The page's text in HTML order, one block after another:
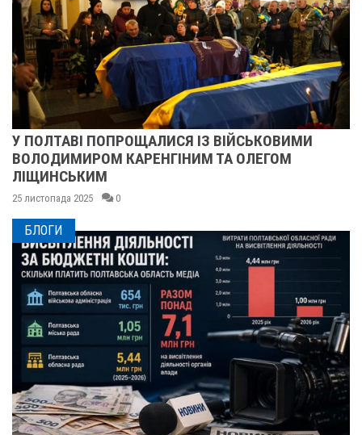
ПОЛТАВІ ПОПРОЩАЛИСЯ ІЗ ВІЙСЬКОВИМИ
КАРЕНГІНИМ ТА ОЛЕГОМ
листопада 2025 0
БЛОГИ